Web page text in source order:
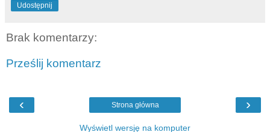
Udostępnij
Brak komentarzy:
Prześlij komentarz
‹ ›
Strona główna
Wyświetl wersję na komputer